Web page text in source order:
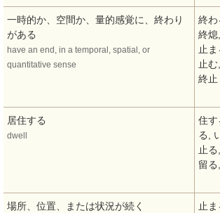
一時的か、空間か、量的感覚に、終わり
がある
have an end, in a temporal, spatial, or
quantitative sense
終わ
終熄
止
止
終止
居住する
dwell
住
る,
止
留
場所、位置、または状況が続く
止